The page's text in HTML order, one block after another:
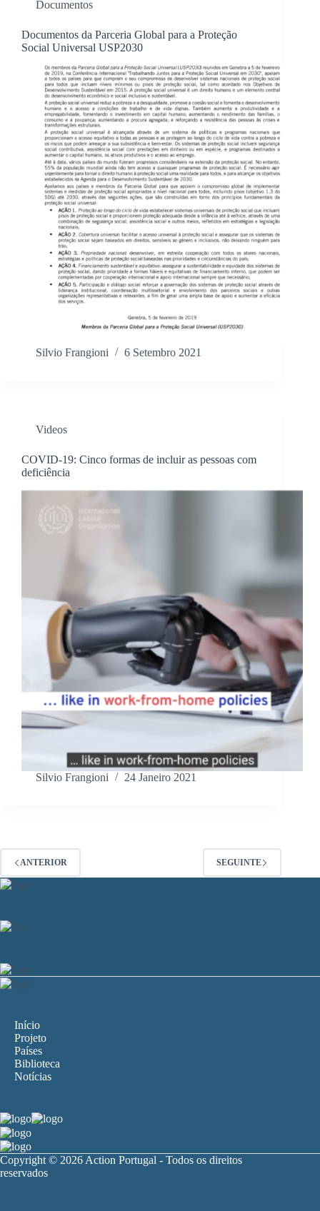
Documentos
Documentos da Parceria Global para a Proteção
Social Universal USP2030
Silvio Frangioni 6 Setembro 2021
Videos
COVID-19: Cinco formas de incluir as pessoas com
deficiência
Silvio Frangioni 24 Janeiro 2021
ANTERIOR SEGUINTE
Início
Projeto
Países
Biblioteca
Notícias
Copyright © 2026 Action Portugal - Todos os direitos
reservados